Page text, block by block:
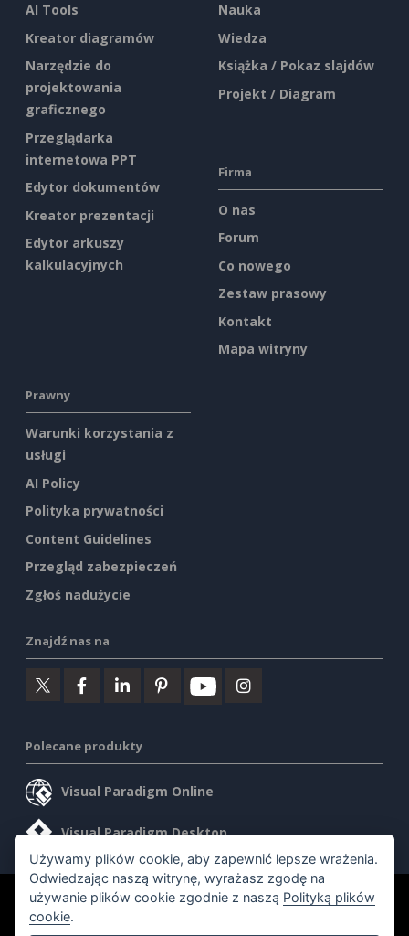
AI Tools
Kreator diagramów
Narzędzie do
projektowania
graficznego
Przeglądarka
internetowa PPT
Edytor dokumentów
Kreator prezentacji
Edytor arkuszy
kalkulacyjnych
Nauka
Wiedza
Książka / Pokaz slajdów
Projekt / Diagram
Firma
O nas
Forum
Co nowego
Zestaw prasowy
Kontakt
Mapa witryny
Prawny
Warunki korzystania z
usługi
AI Policy
Polityka prywatności
Content Guidelines
Przegląd zabezpieczeń
Zgłoś nadużycie
Znajdź nas na
Polecane produkty
Visual Paradigm Online
Visual Paradigm Desktop
©2026 by Visual Paradigm. Wszelkie prawa zastrzeżone.
Używamy plików cookie, aby zapewnić lepsze wrażenia.
Odwiedzając naszą witrynę, wyrażasz zgodę na
używanie plików cookie zgodnie z naszą Polityką plików
cookie.